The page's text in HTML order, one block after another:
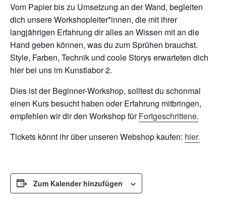
Vom Papier bis zu Umsetzung an der Wand, begleiten
dich unsere Workshopleiter*innen, die mit ihrer
langjährigen Erfahrung dir alles an Wissen mit an die
Hand geben können, was du zum Sprühen brauchst.
Style, Farben, Technik und coole Storys erwarteten dich
hier bei uns im Kunstlabor 2.
Dies ist der Beginner-Workshop, solltest du schonmal
einen Kurs besucht haben oder Erfahrung mitbringen,
empfehlen wir dir den Workshop fürFortgeschrittene.
Tickets könnt ihr über unseren Webshop kaufen: hier.
Zum Kalender hinzufügen